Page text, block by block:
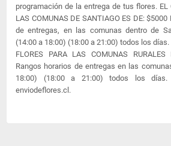
programación de la entrega de tus flores. EL
LAS COMUNAS DE SANTIAGO ES DE:
de entregas, en las comunas dentro de
(14:00 a 18:00) (18:00 a 21:00) todos los días.
FLORES PARA LAS COMUNAS
Rangos horarios de entregas en las
18:00) (18:00 a 21:00) todos los
enviodeflores.cl.